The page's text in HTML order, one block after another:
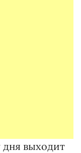
дня выходит